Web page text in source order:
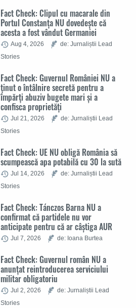
Fact Check: Clipul cu macarale din
Portul Constanța NU dovedește că
acesta a fost vândut Germaniei
Aug 4, 2026
de: Jurnaliștii Lead
Stories
Fact Check: Guvernul României NU a
ținut o întâlnire secretă pentru a
împărți abuziv bugete mari și a
confisca proprietăți
Jul 21, 2026
de: Jurnaliștii Lead
Stories
Fact Check: UE NU obligă România să
scumpească apa potabilă cu 30 la sută
Jul 14, 2026
de: Jurnaliștii Lead
Stories
Fact Check: Tánczos Barna NU a
confirmat că partidele nu vor
anticipate pentru că ar câștiga AUR
Jul 7, 2026 de: Ioana Burtea
Fact Check: Guvernul român NU a
anunțat reintroducerea serviciului
militar obligatoriu
Jul 2, 2026
de: Jurnaliștii Lead
Stories